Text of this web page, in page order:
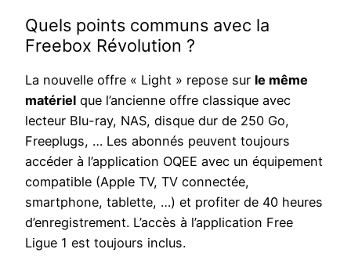
Quels points communs avec la
Freebox Révolution ?
La nouvelle offre « Light » repose sur le même
matériel que l’ancienne offre classique avec
lecteur Blu-ray, NAS, disque dur de 250 Go,
Freeplugs, … Les abonnés peuvent toujours
accéder à l’application OQEE avec un équipement
compatible (Apple TV, TV connectée,
smartphone, tablette, …) et profiter de 40 heures
d’enregistrement. L’accès à l’application Free
Ligue 1 est toujours inclus.